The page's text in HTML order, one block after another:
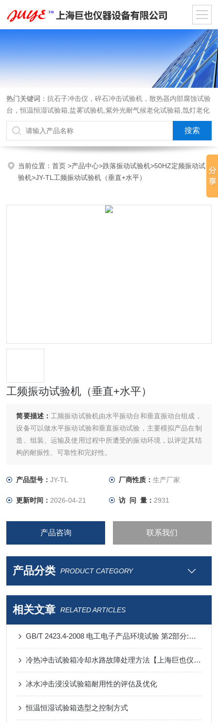
热门关键词：抗石子冲击仪，碎石冲击试验机，散热器内部腐蚀试验
台，恒温恒湿试验箱,盐雾试验机,紫外光耐气候老化试验箱,氙灯老化
试验箱，沙尘试验箱，淋雨试验箱，汽车内饰材料燃烧试验机
当前位置：首页>产品中心>跌落振动试验机>50HZ定频振动试
验机>JY-TL工频振动试验机（垂直+水平）
工频振动试验机（垂直+水平）
简要描述： 工频振动试验机由水平振动台和垂直振动台组成，
设备可以做水平振动试验和垂直振动试验，主要模拟产品在制
造、组装、运输及使用过程中所遭受的振动环境，以评定其结
构的耐振性、可靠性和完好性。
产品型号：JY-TL 厂商性质： 生产厂家
更新时间： 2026-04-21 访 问 量： 2931
产品咨询 联系我们
产品分类 PRODUCT CATEGORY
相关文章 RELATED ARTICLES
GB/T 2423.4-2008 电工电子产品环境试验 第2部分:试验方法 试验Db: 交变湿热（12h+12h循环）
冷热冲击试验箱冷却水路故障处理方法【上海巨也仪器】
冰水冲击浸没试验箱耐用性的评估及优化
恒温恒湿试验箱选型之控制方式